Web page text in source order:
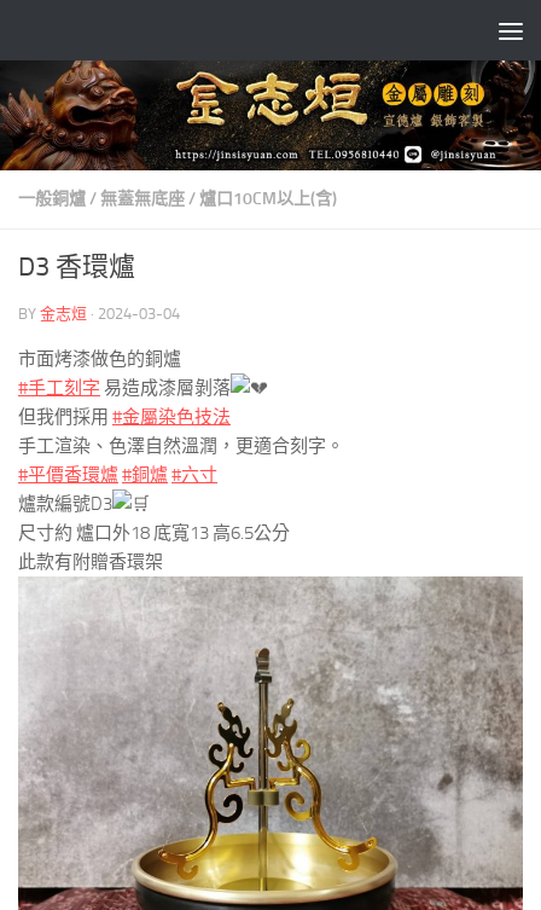
一般銅爐/無蓋無底座/爐口10CM以上(含)
D3 香環爐
BY 金志烜 · 2024-03-04
市面烤漆做色的銅爐
#手工刻字 易造成漆層剝落
但我們採用 #金屬染色技法
手工渲染、色澤自然溫潤，更適合刻字。
#平價香環爐 #銅爐 #六寸
爐款編號D3
尺寸約 爐口外18 底寬13 高6.5公分
此款有附贈香環架